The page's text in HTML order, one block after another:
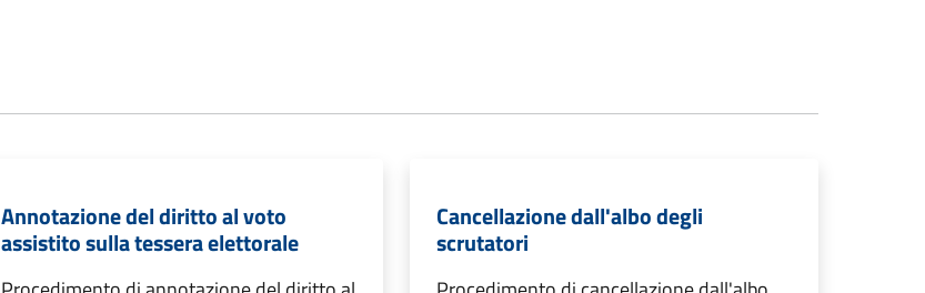
Annotazione del diritto al voto
assistito sulla tessera elettorale
Cancellazione dall'albo degli
scrutatori